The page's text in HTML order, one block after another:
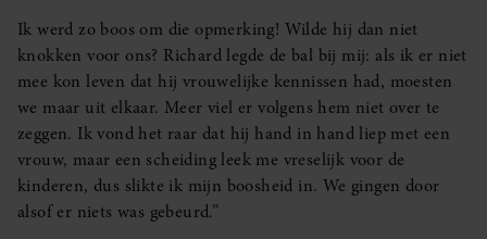
Ik werd zo boos om die opmerking! Wilde hij dan niet
knokken voor ons? Richard legde de bal bij mij: als ik er niet
mee kon leven dat hij vrouwelijke kennissen had, moesten
we maar uit elkaar. Meer viel er volgens hem niet over te
zeggen. Ik vond het raar dat hij hand in hand liep met een
vrouw, maar een scheiding leek me vreselijk voor de
kinderen, dus slikte ik mijn boosheid in. We gingen door
alsof er niets was gebeurd.”